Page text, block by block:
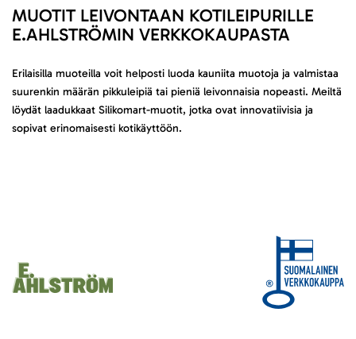
MUOTIT LEIVONTAAN KOTILEIPURILLE
E.AHLSTRÖMIN VERKKOKAUPASTA
Erilaisilla muoteilla voit helposti luoda kauniita muotoja ja valmistaa
suurenkin määrän pikkuleipiä tai pieniä leivonnaisia nopeasti. Meiltä
löydät laadukkaat Silikomart-muotit, jotka ovat innovatiivisia ja
sopivat erinomaisesti kotikäyttöön.